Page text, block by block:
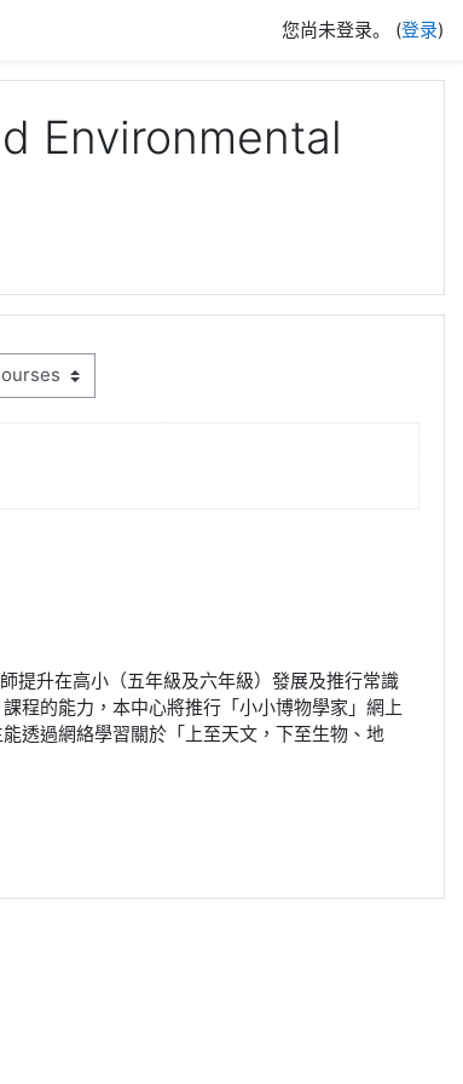
您尚未登录。 (登录)
Environmental
提升在高小（五年級及六年級）發展及推行常識
程的能力，本中心將推行「小小博物學家」網上
透過網絡學習關於「上至天文，下至生物、地